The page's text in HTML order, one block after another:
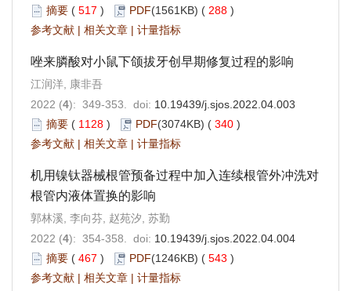
摘要 ( 517 ) PDF(1561KB) ( 288 )
参考文献 | 相关文章 | 计量指标
唑来膦酸对小鼠下颌拔牙创早期修复过程的影响
江润洋, 康非吾
2022 (4): 349-353. doi: 10.19439/j.sjos.2022.04.003
摘要 ( 1128 ) PDF(3074KB) ( 340 )
参考文献 | 相关文章 | 计量指标
机用镍钛器械根管预备过程中加入连续根管外冲洗对
根管内液体置换的影响
郭林溪, 李向芬, 赵苑汐, 苏勤
2022 (4): 354-358. doi: 10.19439/j.sjos.2022.04.004
摘要 ( 467 ) PDF(1246KB) ( 543 )
参考文献 | 相关文章 | 计量指标